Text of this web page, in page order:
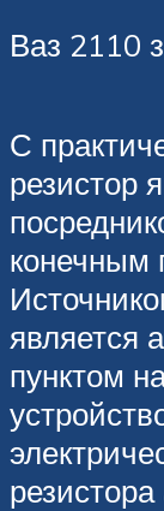
Ваз 2110
С
резистор
конечным
является
пунктом